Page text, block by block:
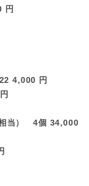
円
4,000 円
当） 4個 34,000